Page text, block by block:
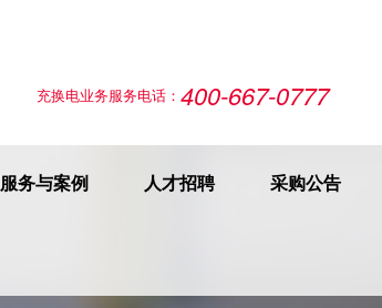
充换电业务服务电话： 400-667-0777
服务与案例 人才招聘 采购公告